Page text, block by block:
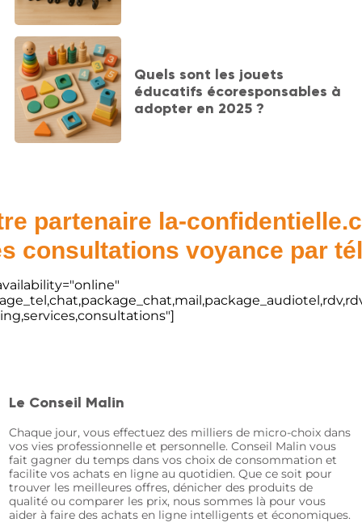
Quels sont les jouets
éducatifs écoresponsables à
adopter en 2025 ?
partenaire la-
consultations voyance par
Le Conseil Malin
Chaque jour, vous effectuez des milliers de micro-choix dans
vos vies professionnelle et personnelle. Conseil Malin vous
fait gagner du temps dans vos choix de consommation et
facilite vos achats en ligne au quotidien. Que ce soit pour
trouver les meilleures offres, dénicher des produits de
qualité ou comparer les prix, nous sommes là pour vous
aider à faire des achats en ligne intelligents et économiques.